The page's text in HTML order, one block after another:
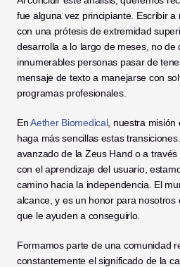
fue alguna vez principiante. Escribir
con una prótesis de extremidad
desarrolla a lo largo de meses, no de
innumerables personas pasar de
mensaje de texto a manejarse con
programas profesionales.
En Aether Biomedical, nuestra misión
haga más sencillas estas
avanzado de la Zeus Hand o a
con el aprendizaje del usuario,
camino hacia la independencia. El
alcance, y es un honor para
que le ayuden a conseguirlo.
Formamos parte de una comunidad
constantemente el significado de la